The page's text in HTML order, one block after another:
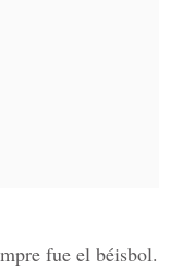
fue el béisbol.